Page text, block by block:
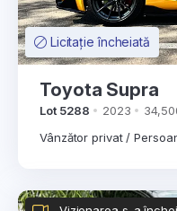
Licitație încheiată
Toyota Supra
Lot 5288 2023
Vânzător privat /